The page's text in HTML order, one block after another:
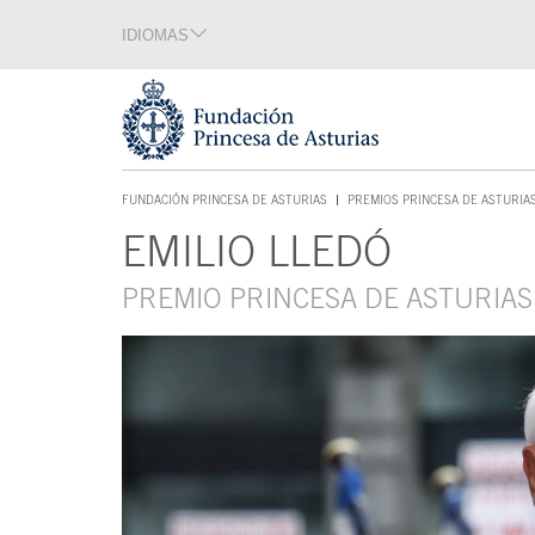
Tecla de acceso 1
IDIOMAS
FUNDACIÓN PRINCESA DE ASTURIAS
TECLA DE ACCESO 1
PREMIOS PRINCESA DE ASTURIAS
Contenido principalEMILIO LLEDÓ
PREMIO PRINCESA DE